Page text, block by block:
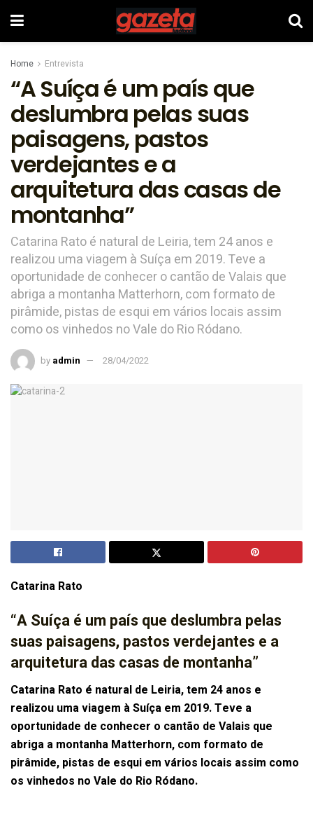
Home Entrevista
“A Suíça é um país que
deslumbra pelas suas
paisagens, pastos
verdejantes e a
arquitetura das casas de
montanha”
Catarina Rato é natural de Leiria, tem 24 anos e
realizou uma viagem à Suíça em 2019. Teve a
oportunidade de conhecer o cantão de Valais que
abriga a montanha Matterhorn, com formato de
pirâmide, pistas de esqui em vários locais assim
como os vinhedos no Vale do Rio Ródano.
by admin 28/04/2022
Catarina Rato
“A Suíça é um país que deslumbrapelas
suas paisagens, pastos verdejantes e a
arquitetura das casas de montanha”
Catarina Rato é natural de Leiria, tem 24 anos e
realizou uma viagem à Suíça em 2019. Teve a
oportunidade de conhecer o cantão de Valais que
abriga a montanha Matterhorn, com formato de
pirâmide, pistas de esqui em vários locais assim como
os vinhedos no Vale do Rio Ródano.